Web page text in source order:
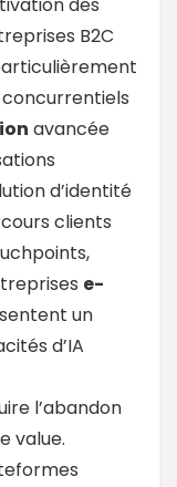
B2C
avancée
d’identité
clients
e-
un
d’IA
l’abandon
value.